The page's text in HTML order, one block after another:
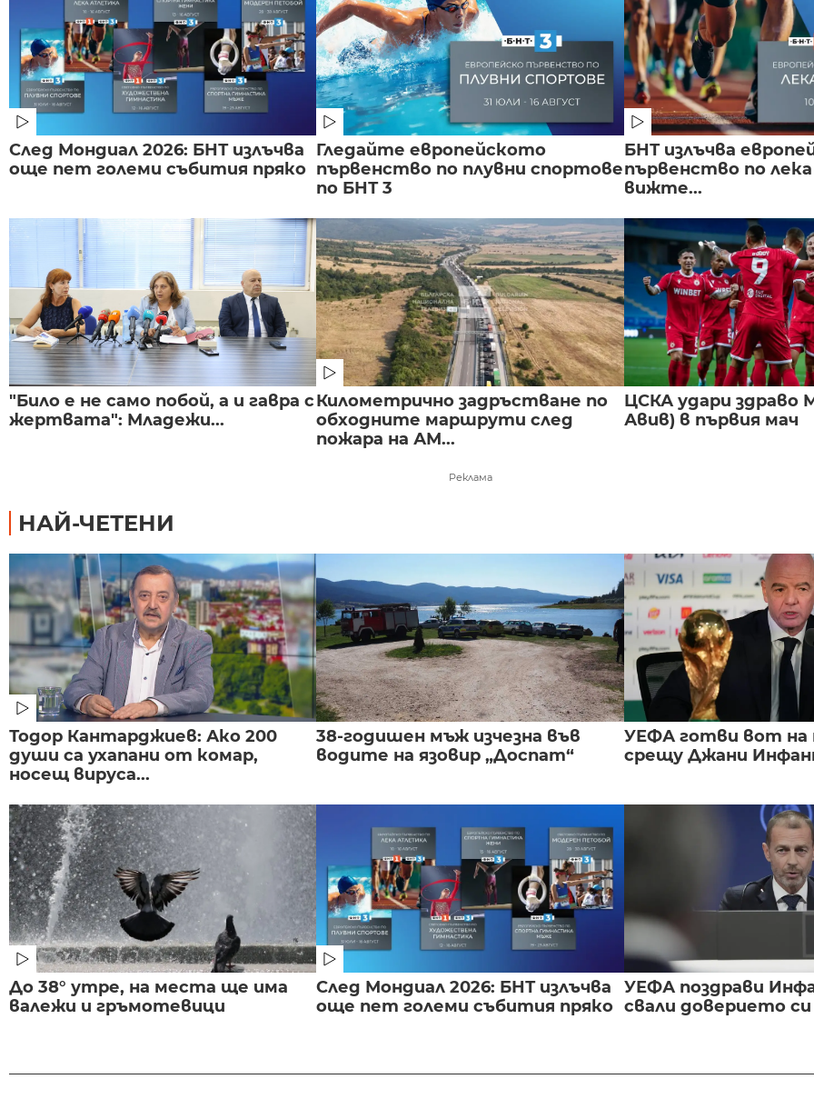
След Мондиал 2026: БНТ излъчва
още пет големи събития пряко
Гледайте европейското
първенство по плувни спортове
по БНТ 3
БНТ излъчва
първенство по
вижте...
"Било е не само побой, а и гавра с
жертвата": Младежи...
Километрично задръстване по
обходните маршрути след
пожара на АМ...
ЦСКА удари здраво
Авив) в първия мач
Реклама
НАЙ-ЧЕТЕНИ
Тодор Кантарджиев: Ако 200
души са ухапани от комар,
носещ вируса...
38-годишен мъж изчезна във
водите на язовир „Доспат“
УЕФА готви вот на
срещу Джани
До 38° утре, на места ще има
валежи и гръмотевици
След Мондиал 2026: БНТ излъчва
още пет големи събития пряко
УЕФА поздрави
свали доверието